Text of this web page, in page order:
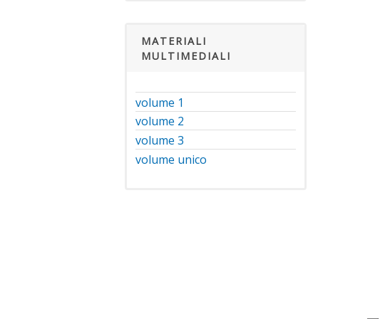
MATERIALI
MULTIMEDIALI
volume 1
volume 2
volume 3
volume unico